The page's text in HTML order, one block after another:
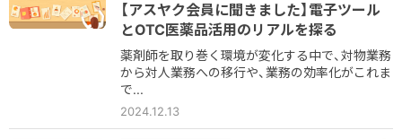
【アスヤク会員に聞きました】電子ツール
とOTC医薬品活用のリアルを探る
薬剤師を取り巻く環境が変化する中で、対物業務
から対人業務への移行や、業務の効率化がこれま
で...
2024.12.13